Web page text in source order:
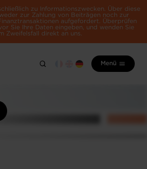
zu Informationszwecken. Über diese
zur Zahlung von Beiträgen noch zur
aufgefordert. Überprüfen
Sie Ihre Daten eingeben, und wenden Sie
Zweifelsfall direkt an uns.
Menü